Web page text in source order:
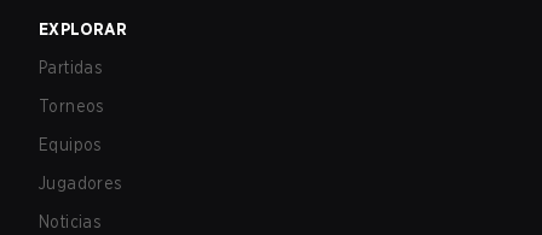
EXPLORAR
Partidas
Torneos
Equipos
Jugadores
Noticias